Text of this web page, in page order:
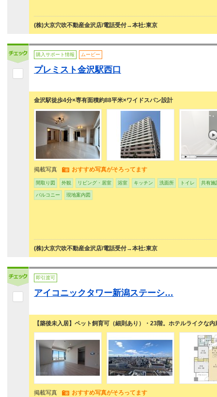
(株)大京穴吹不動産金沢店/電話受付→本社:東京
購入サポート情報 ムービー
プレミスト金沢駅西口
金沢駅徒歩4分×専有面積約88平米×ワイドスパン設計
掲載写真 おすすめ写真がそろってます
間取り図 外観 リビング・居室 浴室 キッチン 洗面所 トイレ 共有施
バルコニー 現地案内図
(株)大京穴吹不動産金沢店/電話受付→本社:東京
即引渡可
アイコニックタワー新潟ステーシ…
【築後未入居】ペット飼育可（細則あり）・23階。ホテルライクな
掲載写真 おすすめ写真がそろってます